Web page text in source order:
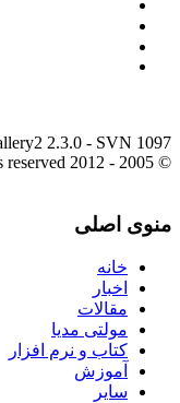
2.3.0 - SVN 1097
© 2005 - 2012
منوی اصلی
خانه
اخبار
مقالات
مولتی مدیا
کتاب و نرم افزار
آموزش
سایر